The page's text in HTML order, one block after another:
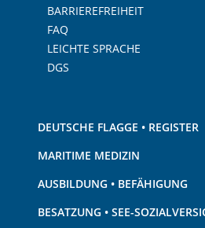
BARRIEREFREIHEIT
FAQ
LEICHTE SPRACHE
DGS
DEUTSCHE FLAGGE • REGISTER
MARITIME MEDIZIN
AUSBILDUNG • BEFÄHIGUNG
BESATZUNG • SEE-